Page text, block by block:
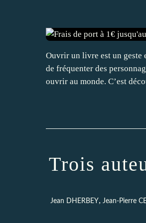
Ouvrir un livre est un geste
de fréquenter des
ouvrir au monde. C’est
Trois
Jean DHERBEY, Jean-Pierre